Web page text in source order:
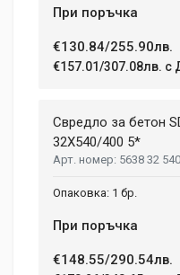
При поръчка
€130.84/255.90лв.
€157.01/307.08лв.
Свредло за бетон
32X540/400 5*
5638 32 540
1 бр.
При поръчка
€148.55/290.54лв.